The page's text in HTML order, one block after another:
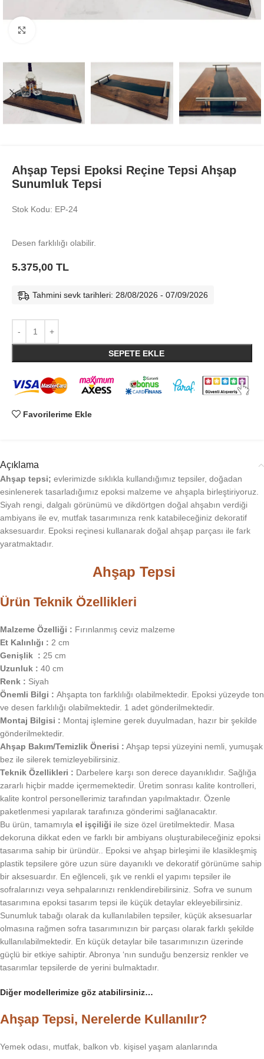
Ahşap Tepsi Epoksi Reçine Tepsi Ahşap
Sunumluk Tepsi
Stok Kodu: EP-24
Desen farklılığı olabilir.
5.375,00 TL
Tahmini sevk tarihleri: 28/08/2026 - 07/09/2026
SEPETE EKLE
Favorilerime Ekle
Açıklama
Ahşap tepsi; evlerimizde sıklıkla kullandığımız tepsiler, doğadan
esinlenerek tasarladığımız epoksi malzeme ve ahşapla birleştiriyoruz.
Siyah rengi, dalgalı görünümü ve dikdörtgen doğal ahşabın verdiği
ambiyans ile ev, mutfak tasarımınıza renk katabileceğiniz dekoratif
aksesuardır. Epoksi reçinesi kullanarak doğal ahşap parçası ile fark
yaratmaktadır.
Ahşap Tepsi
Ürün Teknik Özellikleri
Malzeme Özelliği : Fırınlanmış ceviz malzeme
Et Kalınlığı : 2 cm
Genişlik : 25 cm
Uzunluk : 40 cm
Renk : Siyah
Önemli Bilgi : Ahşapta ton farklılığı olabilmektedir. Epoksi yüzeyde ton
ve desen farklılığı olabilmektedir. 1 adet gönderilmektedir.
Montaj Bilgisi : Montaj işlemine gerek duyulmadan, hazır bir şekilde
gönderilmektedir.
Ahşap Bakım/Temizlik Önerisi : Ahşap tepsi yüzeyini nemli, yumuşak
bez ile silerek temizleyebilirsiniz.
Teknik Özellikleri : Darbelere karşı son derece dayanıklıdır. Sağlığa
zararlı hiçbir madde içermemektedir. Üretim sonrası kalite kontrolleri,
kalite kontrol personellerimiz tarafından yapılmaktadır. Özenle
paketlenmesi yapılarak tarafınıza gönderimi sağlanacaktır.
Bu ürün, tamamıyla el işçiliği ile size özel üretilmektedir. Masa
dekoruna dikkat eden ve farklı bir ambiyans oluşturabileceğiniz epoksi
tasarıma sahip bir üründür.. Epoksi ve ahşap birleşimi ile klasikleşmiş
plastik tepsilere göre uzun süre dayanıklı ve dekoratif görünüme sahip
bir aksesuardır. En eğlenceli, şık ve renkli el yapımı tepsiler ile
sofralarınızı veya sehpalarınızı renklendirebilirsiniz. Sofra ve sunum
tasarımına epoksi tasarım tepsi ile küçük detaylar ekleyebilirsiniz.
Sunumluk tabağı olarak da kullanılabilen tepsiler, küçük aksesuarlar
olmasına rağmen sofra tasarımınızın bir parçası olarak farklı şekilde
kullanılabilmektedir. En küçük detaylar bile tasarımınızın üzerinde
güçlü bir etkiye sahiptir. Abronya ‘nın sunduğu benzersiz renkler ve
tasarımlar tepsilerde de yerini bulmaktadır.
Diğer modellerimize göz atabilirsiniz…
Ahşap Tepsi, Nerelerde Kullanılır?
Yemek odası, mutfak, balkon vb. kişisel yaşam alanlarında